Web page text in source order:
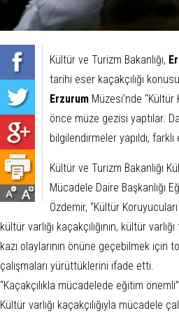
Kültür ve Turizm Bakanlığı,
tarihi eser kaçakçılığı
Erzurum Müzesi’nde
önce müze gezisi yaptılar.
bilgilendirmeler yapıldı,
Kültür ve Turizm Bakanlığı
Mücadele Daire Başkanlığı
Özdemir, “Kültür
kültür varlığı kaçakçılığının, kültür
kazı olaylarının önüne geçebilmek için
çalışmaları yürüttüklerini ifade etti.
“Kaçakçılıkla mücadelede eğitim önemli”
Kültür varlığı kaçakçılığıyla mücadele